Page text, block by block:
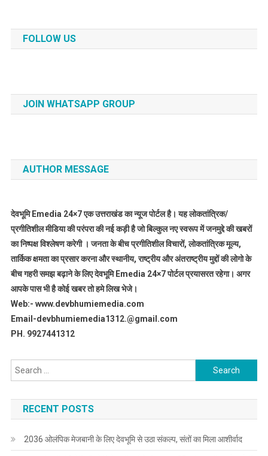
FOLLOW US
JOIN WHATSAPP GROUP
AUTHOR MESSAGE
देवभूमि Emedia 24×7 एक उत्तराखंड का न्यूज पोर्टल है। यह लोकतांत्रिक/
प्रगीतिशील मीडिया की परंपरा की नई कड़ी है जो बिल्कुल नए स्वरूप में जनमुद्दे की खबरों
का निष्पक्ष विश्लेषण करेगी । जनता के बीच प्रगीतिशील विचारों, लोकतांत्रिक मूल्य,
तार्किक क्षमता का प्रसार करना और स्थानीय, राष्ट्रीय और अंतराष्ट्रीय मुद्दों की लोगो के
बीच गहरी समझ बढ़ाने के लिए देवभूमि Emedia 24×7 पोर्टल प्रयासरत रहेगा। अगर
आपके पास भी है कोई खबर तो हमे लिख भेजे।
Web:- www.devbhumiemedia.com
Email-devbhumiemedia1312.@gmail.com
PH. 9927441312
Search
for:
RECENT POSTS
2036 ओलंपिक मेजबानी के लिए देवभूमि से उठा संकल्प, संतों का मिला आशीर्वाद